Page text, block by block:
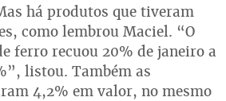
há produtos que tiveram
como lembrou Maciel. “O
ferro recuou 20% de janeiro a
listou. Também as
4,2% em valor, no mesmo